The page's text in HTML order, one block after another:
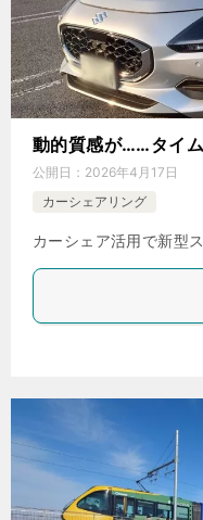
動的質感が……タイム
公開日： 2026年4月17日
カーシェアリング
カーシェア活用で新型